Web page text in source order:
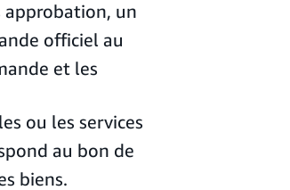
approbation, un
officiel au
et les
ou les services
au bon de
biens.